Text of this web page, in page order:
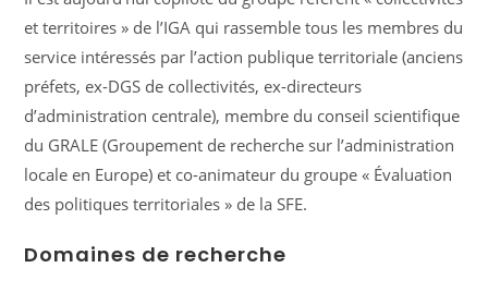
et territoires » de l’IGA qui rassemble tous les membres du
service intéressés par l’action publique territoriale (anciens
préfets, ex-DGS de collectivités, ex-directeurs
d’administration centrale), membre du conseil scientifique
du GRALE (Groupement de recherche sur l’administration
locale en Europe) et co-animateur du groupe « Évaluation
des politiques territoriales » de la SFE.
Domaines de recherche